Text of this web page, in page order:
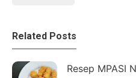
Related Posts
Resep MPASI